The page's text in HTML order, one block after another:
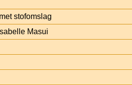
stofomslag
Masui